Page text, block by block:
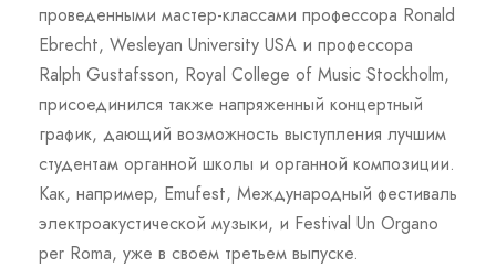
проведенными мастер-классами профессора Ronald
Ebrecht, Wesleyan University USA и профессора
Ralph Gustafsson, Royal College of Music Stockholm,
присоединился также напряженный концертный
график, дающий возможность выступления лучшим
студентам органной школы и органной композиции.
Как, например, Emufest, Международный фестиваль
электроакустической музыки, и Festival Un Organo
per Roma, уже в своем третьем выпуске.